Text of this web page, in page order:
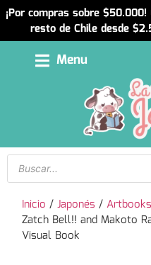
¡Por compras sobre
resto de Chile desde
Menu
Inicio /Japonés /
Zatch Bell!! and Makoto
Visual Book